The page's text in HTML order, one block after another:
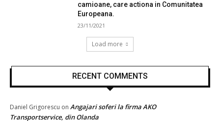
camioane, care actiona in Comunitatea
Europeana.
23/11/2021
Load more
RECENT COMMENTS
Daniel Grigorescu on Angajari soferi la firma AKO
Transportservice, din Olanda